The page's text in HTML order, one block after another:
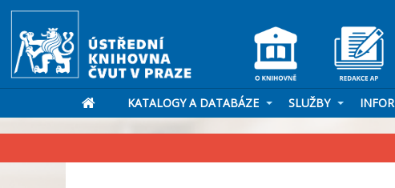
KATALOGY A DATABÁZE SLUŽBY